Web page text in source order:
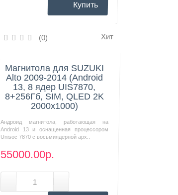
Купить
(0) Хит
Магнитола для SUZUKI
Alto 2009-2014 (Android
13, 8 ядер UIS7870,
8+256Гб, SIM, QLED 2K
2000x1000)
Андроид магнитола, работающая на
Android 13 и оснащенная процессором
Unisoc 7870 с восьмиядерной арх..
55000.00р.